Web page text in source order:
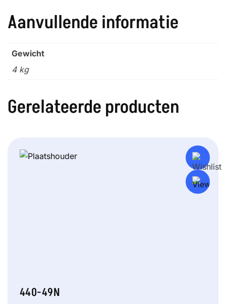
Aanvullende informatie
Gewicht
4 kg
Gerelateerde producten
440-49N